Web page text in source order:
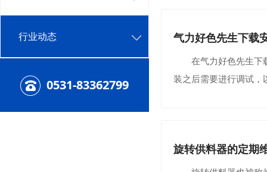
行业动态
0531-83362799
气力好色先生下载
在气力好色先生下载
装之后需要进行调试
旋转供料器的定期